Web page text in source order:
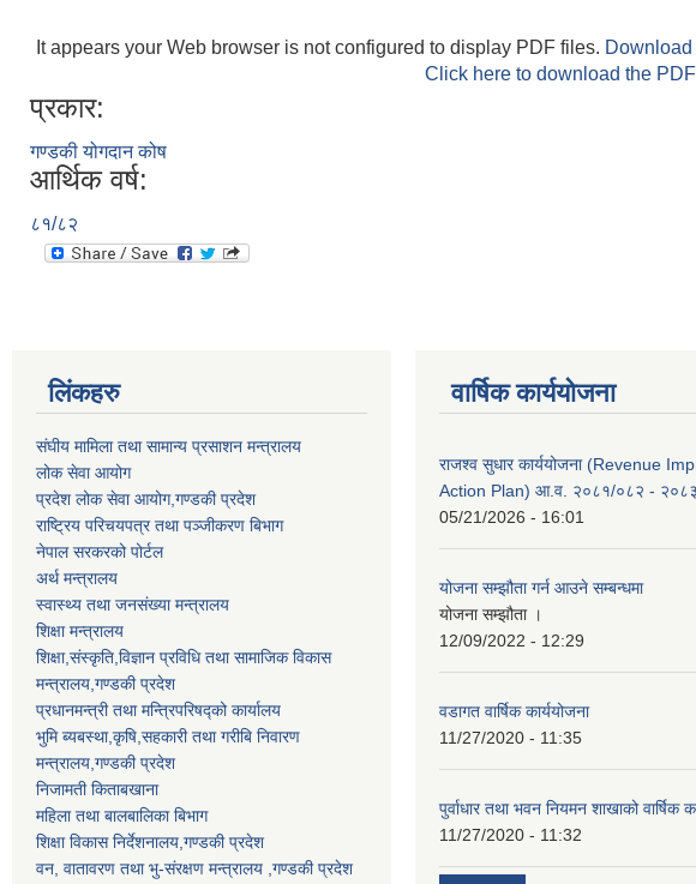
It appears your Web browser is not configured to display PDF files.
Click here to download the
प्रकार:
गण्डकी योगदान कोष
आर्थिक वर्ष:
८१/८२
लिंकहरु
संघीय मामिला तथा सामान्य प्रसाशन मन्त्रालय
लोक सेवा आयोग
प्रदेश लोक सेवा आयोग,गण्डकी प्रदेश
राष्ट्रिय परिचयपत्र तथा पञ्जीकरण बिभाग
नेपाल सरकरको पोर्टल
अर्थ मन्त्रालय
स्वास्थ्य तथा जनसंख्या मन्त्रालय
शिक्षा मन्त्रालय
शिक्षा,संस्कृति,विज्ञान प्रविधि तथा सामाजिक विकास
मन्त्रालय,गण्डकी प्रदेश
प्रधानमन्त्री तथा मन्त्रिपरिषद्को कार्यालय
भुमि ब्यबस्था,कृषि,सहकारी तथा गरीबि निवारण
मन्त्रालय,गण्डकी प्रदेश
निजामती किताबखाना
महिला तथा बालबालिका बिभाग
शिक्षा विकास निर्देशनालय,गण्डकी प्रदेश
वन, वातावरण तथा भु-संरक्षण मन्त्रालय ,गण्डकी प्रदेश
वार्षिक कार्ययोजना
राजश्व सुधार कार्ययोजना (Revenue
Action Plan) आ.व. २०८१/०८२ -
05/21/2026 - 16:01
योजना सम्झौता गर्न आउने सम्बन्धमा
योजना सम्झौता ।
12/09/2022 - 12:29
वडागत वार्षिक कार्ययोजना
11/27/2020 - 11:35
पुर्वाधार तथा भवन नियमन शाखाको वार्षिक
11/27/2020 - 11:32